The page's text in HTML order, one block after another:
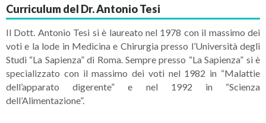
Curriculum del Dr. Antonio Tesi
Il Dott. Antonio Tesi si è laureato nel 1978 con il massimo dei
voti e la lode in Medicina e Chirurgia presso l’Università degli
Studi “La Sapienza” di Roma. Sempre presso “La Sapienza” si è
specializzato con il massimo dei voti nel 1982 in “Malattie
dell’apparato digerente” e nel 1992 in “Scienza
dell’Alimentazione”.